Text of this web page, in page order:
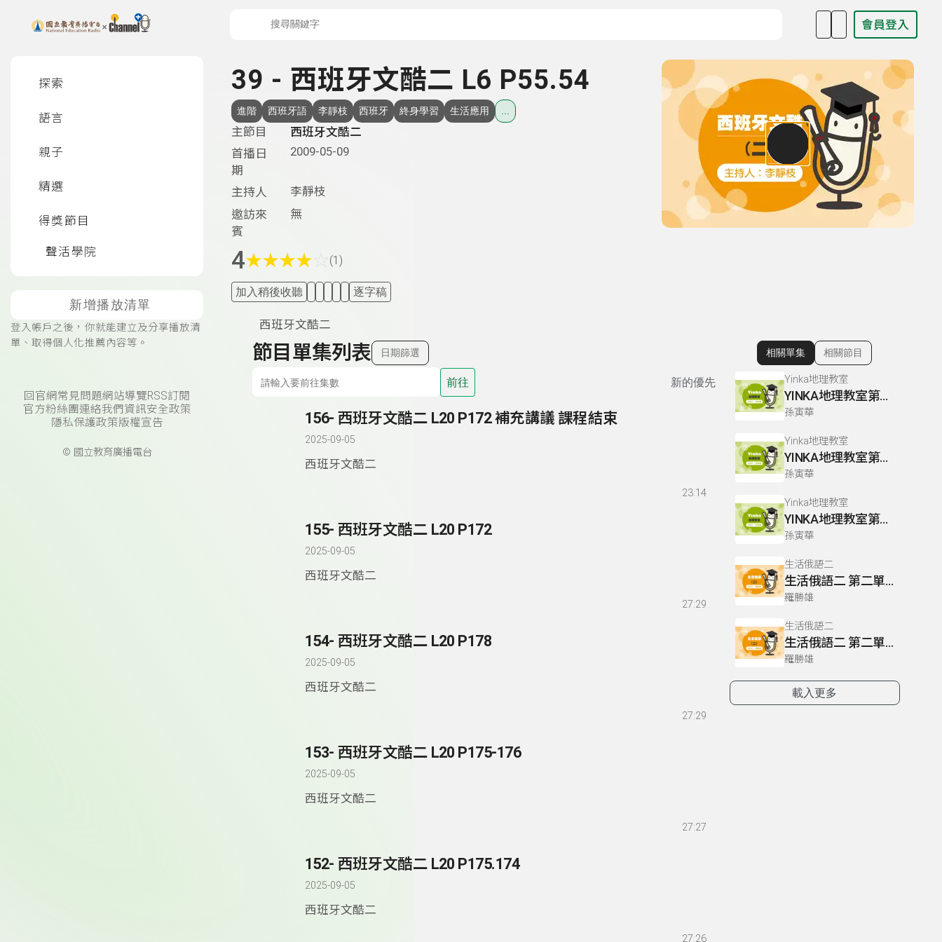
上方功能區塊 會員登入
探索
語言
親子
精選
得獎節目
聲活學院
新增播放清單
登入帳戶之後，你就能建立及分享播放清
單、取得個人化推薦內容等。
回官網常見問題網站導覽RSS訂閱
官方粉絲團連絡我們 資訊安全政策
隱私保護政策版權宣告
© 國立教育廣播電台
39 - 西班牙文酷二 L6 P55.54
進階 西班牙語 李靜枝 西班牙 終身學習 生活應用
主節目
西班牙文酷二
首播日
期
2009-05-09
主持人
李靜枝
邀訪來
賓
無
4★★★★ (1)
加入稍後收聽 逐字稿
西班牙文酷二
節目單集列表 日期篩選
前往 新的優先
156- 西班牙文酷二 L20 P172 補充講議 課程結束
2025-09-05
西班牙文酷二
23:14
155- 西班牙文酷二 L20 P172
2025-09-05
西班牙文酷二
27:29
154- 西班牙文酷二 L20 P178
2025-09-05
西班牙文酷二
27:29
153- 西班牙文酷二 L20 P175-176
2025-09-05
西班牙文酷二
27:27
152- 西班牙文酷二 L20 P175.174
2025-09-05
西班牙文酷二
27:26
顯示相關單集
相關單集 相關節目
Yinka地理教室
YINKA地理教室第三冊 P43-44
孫寅華
Yinka地理教室
YINKA地理教室第二冊 P93-94
孫寅華
Yinka地理教室
YINKA地理教室第一冊 P63-65
孫寅華
生活俄語二
生活俄語二 第二單元 L5 P95-96
羅勝雄
生活俄語二
生活俄語二 第二單元 L9 P120
羅勝雄
載入更多